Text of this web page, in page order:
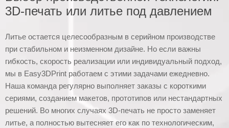
3D-печать или литье под давлением
Литье остается целесообразным в серийном производстве
при стабильном и неизменном дизайне. Но если важны
гибкость, скорость реализации или индивидуальный подход,
мы в Easy3DPrint работаем с этими задачами ежедневно.
Наша команда регулярно выполняет заказы с короткими
сериями, созданием макетов, прототипов или нестандартных
решений. Во многих случаях 3D-печать не просто заменяет
литье, а полностью вытесняет его как по технологическим,